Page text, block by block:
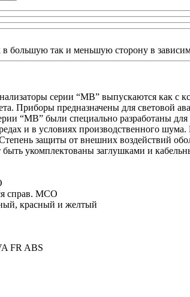
большую так и меньшую сторону в
серии “МВ” выпускаются как
Приборы предназначены для
“MВ” были специально разработаны
и в условиях производственного
защиты от внешних воздействий
укомплектованы заглушками и
справ. МСО
красный и желтый
FR ABS